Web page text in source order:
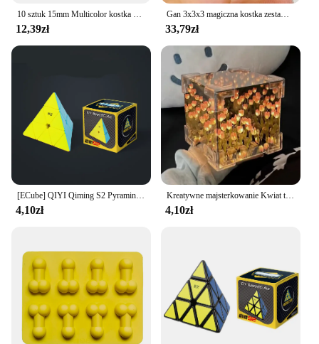
10 sztuk 15mm Multicolor kostka z akrylu kości koraliki sześć stron przenośny stół gry zabawki
12,39zł
Gan 3x3x3 magiczna kostka zestaw narzędzi GAN stojak naklejki Lube mata kostka 3x3 osłona środkowa akcesoria Cubo Magico
33,79zł
[ECube] QIYI Qiming S2 Pyraminx 3x3x3 magiczna kostka profesjonalna puzzla dla dzieci zabawka na prezent dla dzieci
4,10zł
Kreatywne majsterkowanie Kwiat tulipana Kostka morska Trójwymiarowa mała lampka nocna Pakiet materiałów dla dziewczyny Para Dziewczyny
4,10zł